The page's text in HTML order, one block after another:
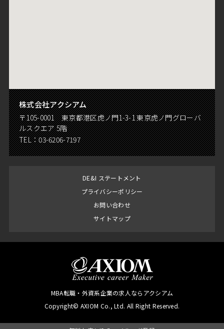
株式会社アクシアム
〒105-0001 東京都港区虎ノ門1-3-1 東京虎ノ門グローバ
ルスクエア 5階
TEL：03-6206-7197
DE&I ステートメント
プライバシーポリシー
お問い合わせ
サイトマップ
MBA転職・外資系企業の求人ならアクシアム
Copyright© AXIOM Co., Ltd. All Right Reserved.